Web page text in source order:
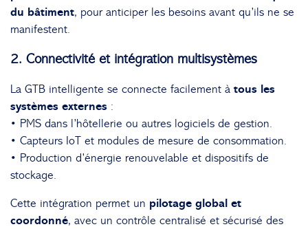
du bâtiment, pour anticiper les besoins avant qu’ils ne se
manifestent.
2. Connectivité et intégration multisystèmes
La GTB intelligente se connecte facilement à tous les
systèmes externes :
• PMS dans l’hôtellerie ou autres logiciels de gestion.
• Capteurs IoT et modules de mesure de consommation.
• Production d’énergie renouvelable et dispositifs de
stockage.
Cette intégration permet un pilotage global et
coordonné, avec un contrôle centralisé et sécurisé des